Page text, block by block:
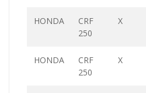
HONDA
CRF
250
X
HONDA
CRF
250
X